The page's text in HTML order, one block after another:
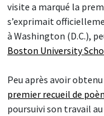
visite a marqué la
s’exprimait
à Washington (D.C.),
Boston University
Peu après avoir
premier recueil de
poursuivi son travail